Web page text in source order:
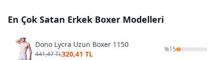
En Çok Satan Erkek Boxer Modelleri
Dono Lycra Uzun Boxer 1150
441,47 TL320,41 TL
%15